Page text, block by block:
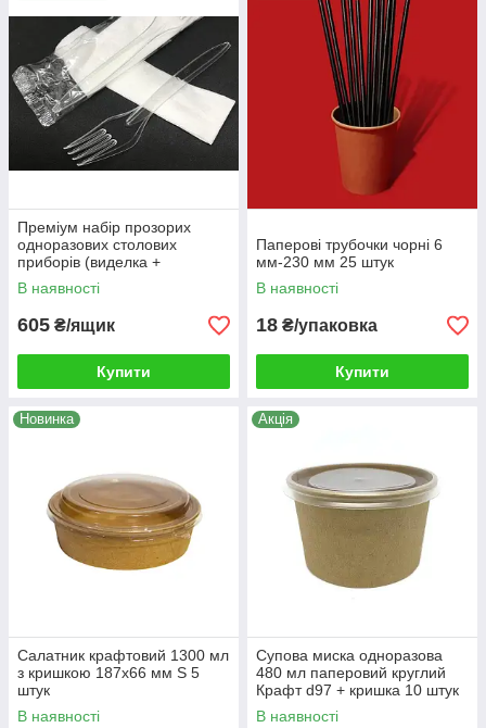
Преміум набір прозорих
одноразових столових
приборів (виделка +
серветка) упаковка 200шт
В наявності
605 ₴/ящик
Купити
Паперові трубочки чорні 6
мм-230 мм 25 штук
В наявності
18 ₴/упаковка
Купити
Новинка
Салатник крафтовий 1300 мл
з кришкою 187x66 мм S 5
штук
В наявності
Акція
Супова миска одноразова
480 мл паперовий круглий
Крафт d97 + кришка 10 штук
В наявності